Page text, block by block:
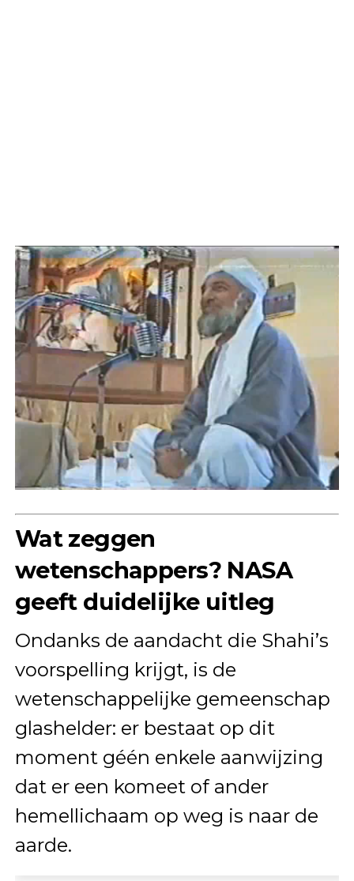
Wat zeggen
wetenschappers? NASA
geeft duidelijke uitleg
Ondanks de aandacht die Shahi’s
voorspelling krijgt, is de
wetenschappelijke gemeenschap
glashelder: er bestaat op dit
moment géén enkele aanwijzing
dat er een komeet of ander
hemellichaam op weg is naar de
aarde.